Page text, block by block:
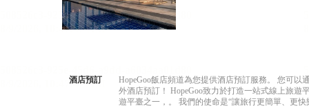
酒店預訂
HopeGoo飯店頻道為您提供酒店預訂服務。 您可
外酒店預訂！ HopeGoo致力於打造一站式線上旅
遊平臺之一，。 我們的使命是“讓旅行更簡單、更